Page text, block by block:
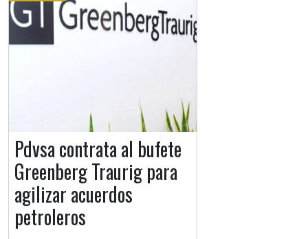
Pdvsa contrata al bufete
Greenberg Traurig para
agilizar acuerdos
petroleros